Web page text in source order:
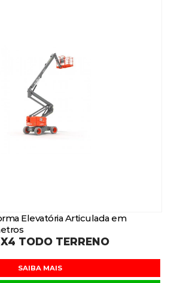
Elevatória Articulada em
TODO TERRENO
SAIBA MAIS